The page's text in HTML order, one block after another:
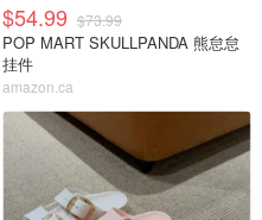
$54.99 $73.99
POP MART SKULLPANDA 熊怠怠
挂件
amazon.ca